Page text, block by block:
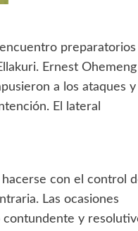
preparatorios
Ernest Ohemeng
a los ataques y
El lateral
con el control
Las ocasiones
contundente y